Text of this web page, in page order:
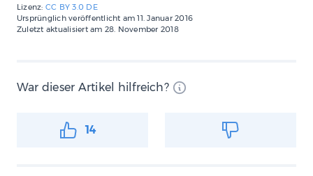
Lizenz: CC BY 3.0 DE
Ursprünglich veröffentlicht am11. Januar 2016
Zuletzt aktualisiert am 28. November 2018
War dieser Artikel hilfreich?
14